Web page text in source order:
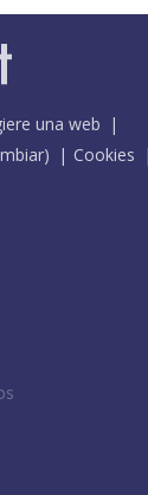
una web
)
Cookies